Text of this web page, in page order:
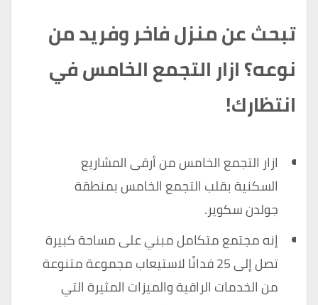
تبحث عن منزل فاخر وفريد ​​من
نوعه؟ ازار التجمع الخامس في
انتظارك!
ازار التجمع الخامس من أرقى المشاريع
السكنية بقلب التجمع الخامس بمنطقة
جولدن سكوير.
إنه مجتمع متكامل مبني على مساحة كبيرة
تصل إلى 25 فدانًا لاستيعاب مجموعة متنوعة
من الخدمات الراقية والميزات المثيرة التي